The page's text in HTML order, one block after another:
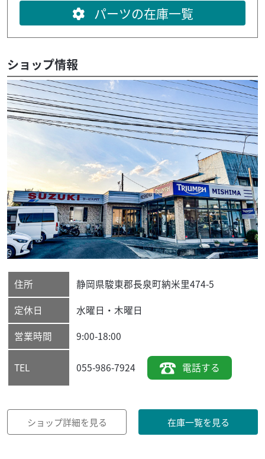
パーツの在庫一覧
ショップ情報
住所 静岡県駿東郡長泉町納米里474-5
定休日
水曜日・木曜日
営業時間
9:00-18:00
TEL 055-986-7924 電話する
ショップ詳細を見る 在庫一覧を見る